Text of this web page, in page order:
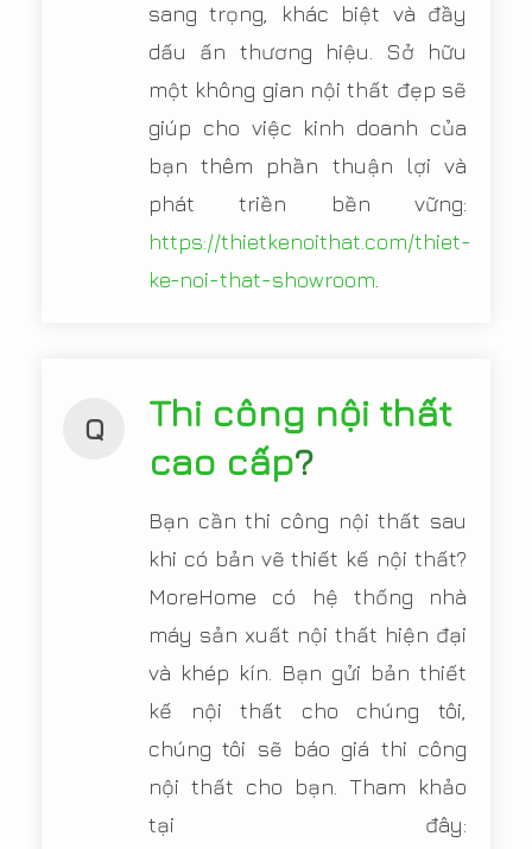
sang trọng, khác biệt và đầy
dấu ấn thương hiệu. Sở hữu
một không gian nội thất đẹp sẽ
giúp cho việc kinh doanh của
bạn thêm phần thuận lợi và
phát triền bền vững:
https://thietkenoithat.com/thiet-
ke-noi-that-showroom.
Q
Thi công nội thất
cao cấp?
Bạn cần thi công nội thất sau
khi có bản vẽ thiết kế nội thất?
MoreHome có hệ thống nhà
máy sản xuất nội thất hiện đại
và khép kín. Bạn gửi bản thiết
kế nội thất cho chúng tôi,
chúng tôi sẽ báo giá thi công
nội thất cho bạn. Tham khảo
tại đây: